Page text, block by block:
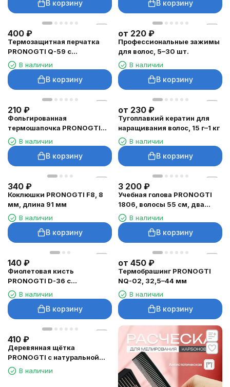
В корзину В корзину
400 ₽
Термозащитная перчатка
PRONOGTI Q-59 с
фиксацией
В наличии
В корзину
от 220 ₽
Профессиональные зажимы
для волос, 5–30 шт.
В наличии
В корзину
210 ₽
Фольгированная
термошапочка PRONOGTI
для ухода за волосами
В наличии
В корзину
от 230 ₽
Тугоплавкий кератин для
наращивания волос, 15 г–1 кг
В наличии
В корзину
340 ₽
Коклюшки PRONOGTI F8, 8
мм, длина 91 мм
В наличии
В корзину
3 200 ₽
Учебная голова PRONOGTI
1806, волосы 55 см, два
оттенка
В наличии
В корзину
140 ₽
Фиолетовая кисть
PRONOGTI D-36 с
хвостиком, 21 см
В наличии
В корзину
от 450 ₽
Термобрашинг PRONOGTI
NQ-02, 32,5–44 мм
В наличии
В корзину
410 ₽
Деревянная щётка
PRONOGTI с натуральной
щетиной, 14,5 × 5,5 см
В наличии